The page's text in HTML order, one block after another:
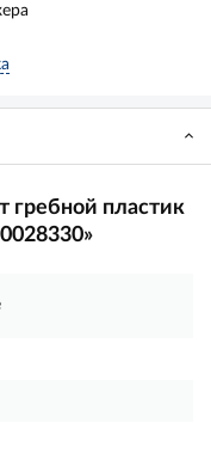
гребной пластик